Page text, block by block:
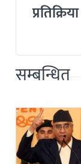
प्रतिक्रिया
सम्बन्धित